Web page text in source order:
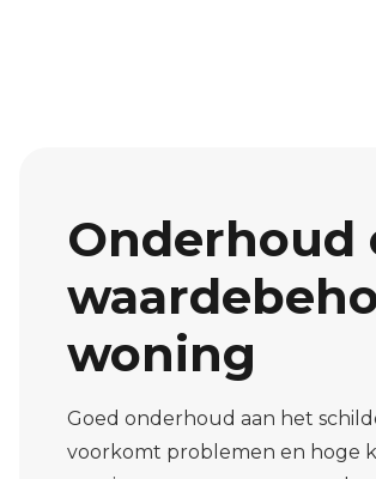
Onderhoud
woning
Goed onderhoud aan het
voorkomt problemen en hoge